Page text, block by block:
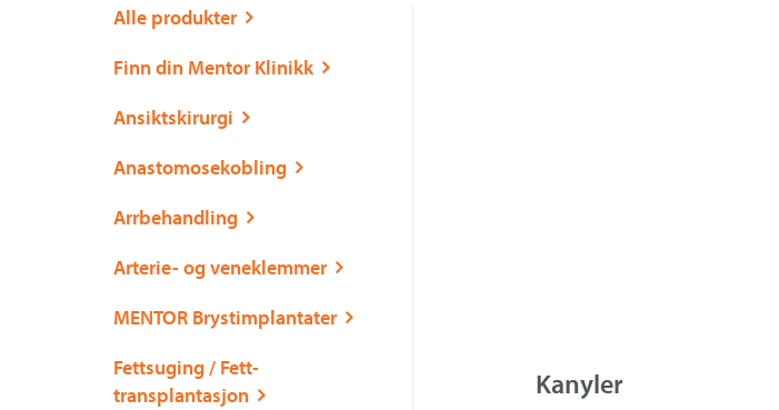
Alle produkter
Finn din Mentor Klinikk
Ansiktskirurgi
Anastomosekobling
Arrbehandling
Arterie- og veneklemmer
MENTOR Brystimplantater
Fettsuging / Fett-
transplantasjon
Kanyler